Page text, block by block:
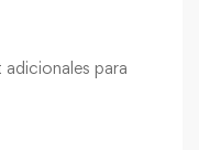
para